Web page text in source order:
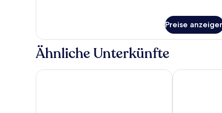
Preise
Ähnliche Unterkünfte
Villa Santa Fé Pousada